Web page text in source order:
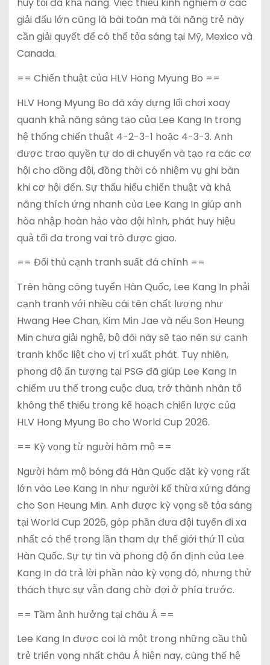
giải đấu lớn cũng là bài toán mà tài năng trẻ này
cần giải quyết để có thể tỏa sáng tại Mỹ, Mexico và
Canada.
== Chiến thuật của HLV Hong Myung Bo ==
HLV Hong Myung Bo đã xây dựng lối chơi xoay
quanh khả năng sáng tạo của Lee Kang In trong
hệ thống chiến thuật 4-2-3-1 hoặc 4-3-3. Anh
được trao quyền tự do di chuyển và tạo ra các cơ
hội cho đồng đội, đồng thời có nhiệm vụ ghi bàn
khi cơ hội đến. Sự thấu hiểu chiến thuật và khả
năng thích ứng nhanh của Lee Kang In giúp anh
hòa nhập hoàn hảo vào đội hình, phát huy hiệu
quả tối đa trong vai trò được giao.
== Đối thủ cạnh tranh suất đá chính ==
Trên hàng công tuyển Hàn Quốc, Lee Kang In phải
cạnh tranh với nhiều cái tên chất lượng như
Hwang Hee Chan, Kim Min Jae và nếu Son Heung
Min chưa giải nghệ, bộ đôi này sẽ tạo nên sự cạnh
tranh khốc liệt cho vị trí xuất phát. Tuy nhiên,
phong độ ấn tượng tại PSG đã giúp Lee Kang In
chiếm ưu thế trong cuộc đua, trở thành nhân tố
không thể thiếu trong kế hoạch chiến lược của
HLV Hong Myung Bo cho World Cup 2026.
== Kỳ vọng từ người hâm mộ ==
Người hâm mộ bóng đá Hàn Quốc đặt kỳ vọng rất
lớn vào Lee Kang In như người kế thừa xứng đáng
cho Son Heung Min. Anh được kỳ vọng sẽ tỏa sáng
tại World Cup 2026, góp phần đưa đội tuyển đi xa
nhất có thể trong lần tham dự thế giới thứ 11 của
Hàn Quốc. Sự tự tin và phong độ ổn định của Lee
Kang In đã trả lời phần nào kỳ vọng đó, nhưng thử
thách thực sự vẫn đang chờ đợi ở phía trước.
== Tầm ảnh hưởng tại châu Á ==
Lee Kang In được coi là một trong những cầu thủ
trẻ triển vọng nhất châu Á hiện nay, cùng thế hệ